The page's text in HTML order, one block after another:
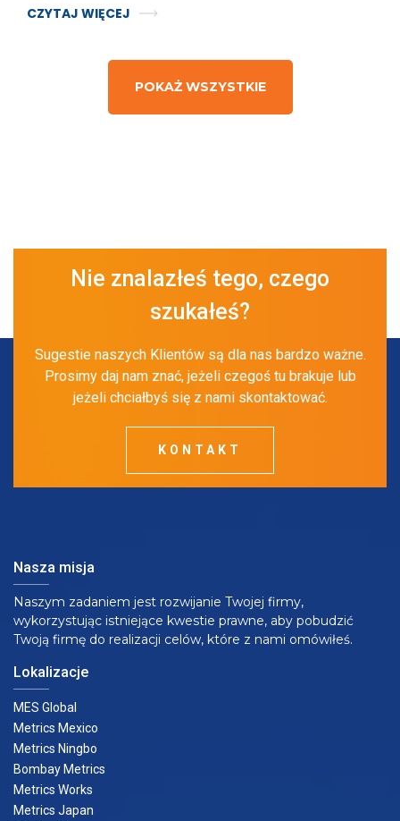
CZYTAJ WIĘCEJ
POKAŻ WSZYSTKIE
Nie znalazłeś tego, czego
szukałeś?
Sugestie naszych Klientów są dla nas bardzo ważne.
Prosimy daj nam znać, jeżeli czegoś tu brakuje lub
jeżeli chciałbyś się z nami skontaktować.
KONTAKT
Nasza misja
Naszym zadaniem jest rozwijanie Twojej firmy,
wykorzystując istniejące kwestie prawne, aby pobudzić
Twoją firmę do realizacji celów, które z nami omówiłeś.
Lokalizacje
MES Global
Metrics Mexico
Metrics Ningbo
Bombay Metrics
Metrics Works
Metrics Japan